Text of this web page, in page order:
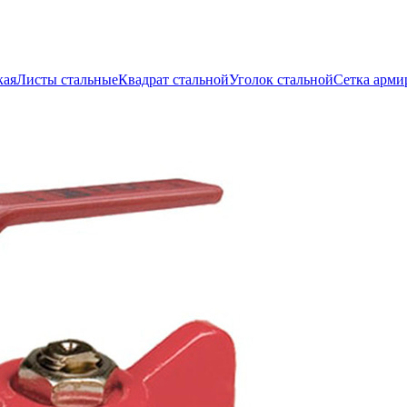
Листы стальныеКвадрат стальнойУголок стальнойСетка